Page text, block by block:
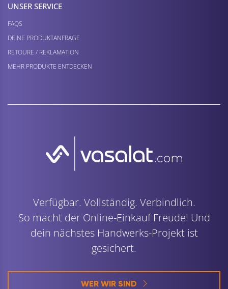
UNSER SERVICE
FAQS
DEINE PRODUKTANFRAGE
RETOURE / REKLAMATION
MEHR PRODUKTE ENTDECKEN
Verfügbar. Vollständig. Verbindlich.
So macht der Online-Einkauf Freude! Und
dein nächstes Handwerks-Projekt ist
gesichert.
WER WIR SIND